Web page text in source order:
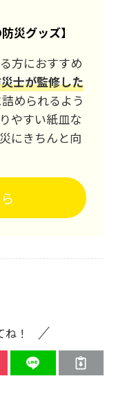
災グッズ】
方におすすめ
士が監修した
められるよう
やすい紙皿な
にきちんと向
！